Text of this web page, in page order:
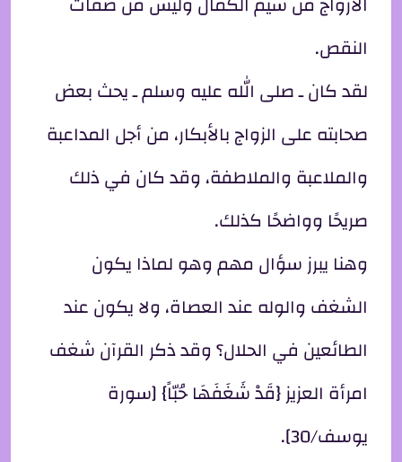
النقص.
لقد كان ـ صلى الله عليه وسلم ـ يحث بعض
صحابته على الزواج بالأبكار، من أجل المداعبة
والملاعبة والملاطفة، وقد كان في ذلك
صريحًا وواضحًا كذلك.
وهنا يبرز سؤال مهم وهو لماذا يكون
الشغف والوله عند العصاة، ولا يكون عند
الطائعين في الحلال؟ وقد ذكر القرآن شغف
امرأة العزيز {قَدْ شَغَفَهَا حُبّاً} [سورة
يوسف/30].